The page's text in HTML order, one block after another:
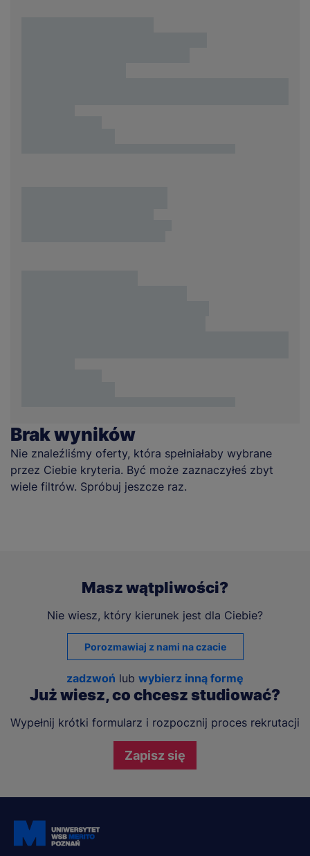
Brak wyników
Nie znaleźliśmy oferty, która spełniałaby wybrane
przez Ciebie kryteria. Być może zaznaczyłeś zbyt
wiele filtrów. Spróbuj jeszcze raz.
Masz wątpliwości?
Nie wiesz, który kierunek jest dla Ciebie?
Porozmawiaj z nami na czacie
zadzwoń lub wybierz inną formę
Już wiesz, co chcesz studiować?
Wypełnij krótki formularz i rozpocznij proces rekrutacji
Zapisz się